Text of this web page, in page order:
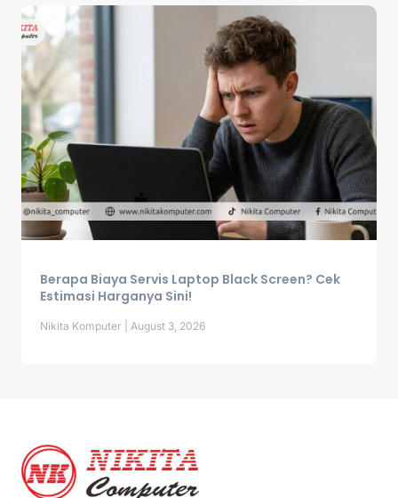
Berapa Biaya Servis Laptop Black Screen? Cek
Estimasi Harganya Sini!
Nikita Komputer August 3, 2026